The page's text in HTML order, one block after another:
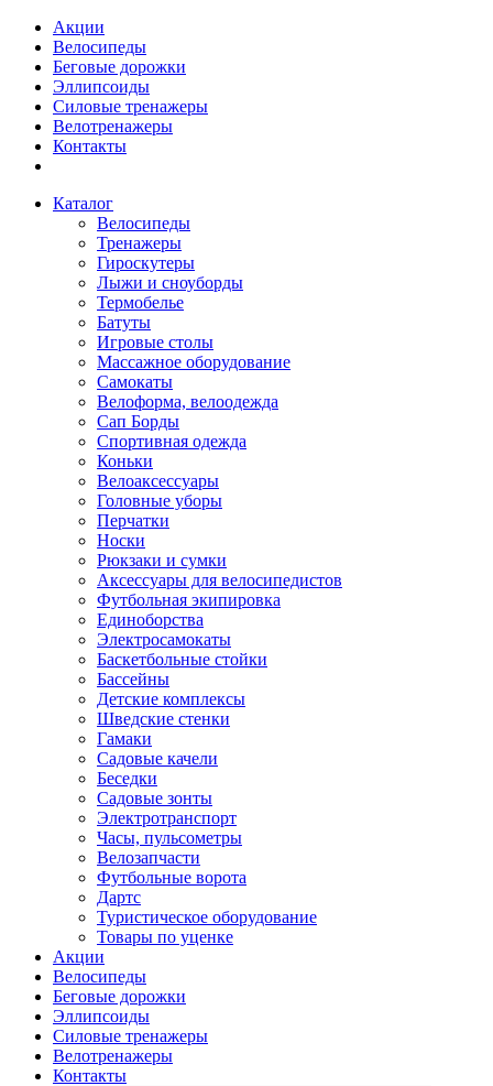
Акции
Велосипеды
Беговые дорожки
Эллипсоиды
Силовые тренажеры
Велотренажеры
Контакты
Каталог
Велосипеды
Тренажеры
Гироскутеры
Лыжи и сноуборды
Термобелье
Батуты
Игровые столы
Массажное оборудование
Самокаты
Велоформа, велоодежда
Сап Борды
Спортивная одежда
Коньки
Велоаксессуары
Головные уборы
Перчатки
Носки
Рюкзаки и сумки
Аксессуары для велосипедистов
Футбольная экипировка
Единоборства
Электросамокаты
Баскетбольные стойки
Бассейны
Детские комплексы
Шведские стенки
Гамаки
Садовые качели
Беседки
Садовые зонты
Электротранспорт
Часы, пульсометры
Велозапчасти
Футбольные ворота
Дартс
Туристическое оборудование
Товары по уценке
Акции
Велосипеды
Беговые дорожки
Эллипсоиды
Силовые тренажеры
Велотренажеры
Контакты